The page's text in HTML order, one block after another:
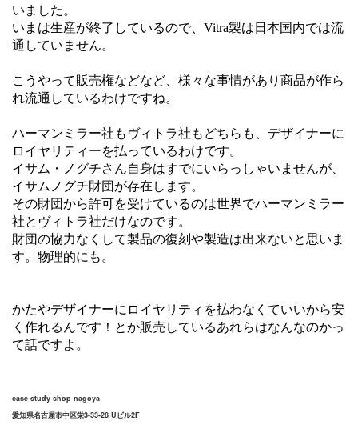
いました。
いまは生産が終了しているので、Vitra製は日本国内では流
通していません。
こうやって販売権などなど、様々な事情があり商品が作ら
れ流通しているわけですね。
ハーマンミラー社もヴィトラ社もどちらも、デザイナーに
ロイヤリティーを払っているわけです。
イサム・ノグチさん自身はすでにいらっしゃいませんが、
イサムノグチ財団が存在します。
その財団から許可を受けているのは世界でハーマンミラー
社とヴィトラ社だけなのです。
財団の協力なくして製品の復刻や製造は出来ないと思いま
す。物理的にも。
かたやデザイナーにロイヤリティを払わなくていいから安
く作れるんです！とか販売しているあれらはなんなのかっ
て話ですよ。
case study shop nagoya
愛知県名古屋市中区栄3-33-28 Uビル2F